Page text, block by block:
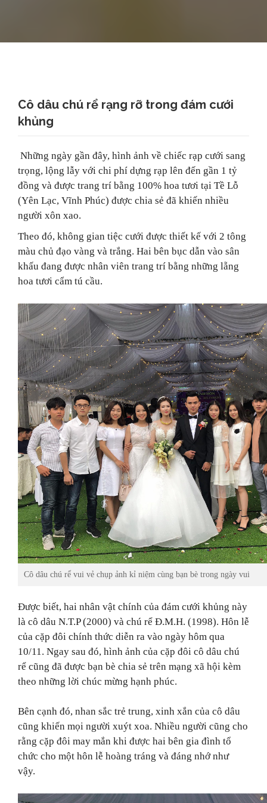
Cô dâu chú rể rạng rỡ trong đám cưới
khủng
Những ngày gần đây, hình ảnh về chiếc rạp cưới sang
trọng, lộng lẫy với chi phí dựng rạp lên đến gần 1 tỷ
đồng và được trang trí bằng 100% hoa tươi tại Tề Lỗ
(Yên Lạc, Vĩnh Phúc) được chia sẻ đã khiến nhiều
người xôn xao.
Theo đó, không gian tiệc cưới được thiết kế với 2 tông
màu chủ đạo vàng và trắng. Hai bên bục dẫn vào sân
khấu đang được nhân viên trang trí bằng những lẵng
hoa tươi cẩm tú cầu.
Cô dâu chú rể vui vẻ chụp ảnh kỉ niệm cùng bạn bè trong ngày vui
Được biết, hai nhân vật chính của đám cưới khủng này
là cô dâu N.T.P (2000) và chú rể Đ.M.H. (1998). Hôn lễ
của cặp đôi chính thức diễn ra vào ngày hôm qua
10/11. Ngay sau đó, hình ảnh của cặp đôi cô dâu chú
rể cũng đã được bạn bè chia sẻ trên mạng xã hội kèm
theo những lời chúc mừng hạnh phúc.
Bên cạnh đó, nhan sắc trẻ trung, xinh xắn của cô dâu
cũng khiến mọi người xuýt xoa. Nhiều người cũng cho
rằng cặp đôi may mắn khi được hai bên gia đình tổ
chức cho một hôn lễ hoàng tráng và đáng nhớ như
vậy.